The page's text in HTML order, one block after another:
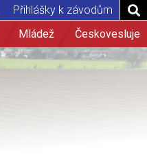
Přihlášky k závodům
Mládež Českovesluje